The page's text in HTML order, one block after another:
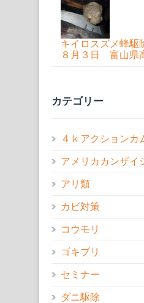
キイロスズメ蜂
８月３日 富山県
カテゴリー
４ｋアクションカ
アメリカカンザイ
アリ類
カビ対策
コウモリ
ゴキブリ
セミナー
ダニ駆除